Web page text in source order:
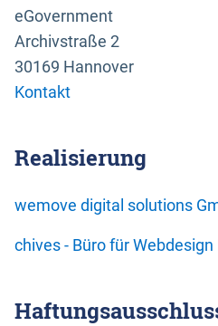
eGovernment
Archivstraße 2
30169 Hannover
Kontakt
Realisierung
wemove digital solutions
chives - Büro für